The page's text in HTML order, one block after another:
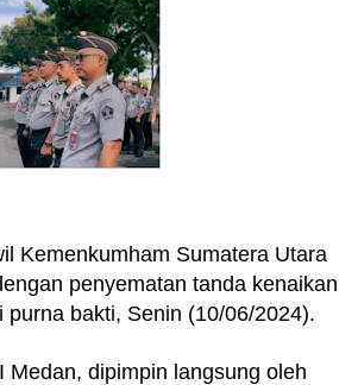
Kemenkumham Sumatera Utara
penyematan tanda kenaikan
bakti, Senin (10/06/2024).
Medan, dipimpin langsung oleh